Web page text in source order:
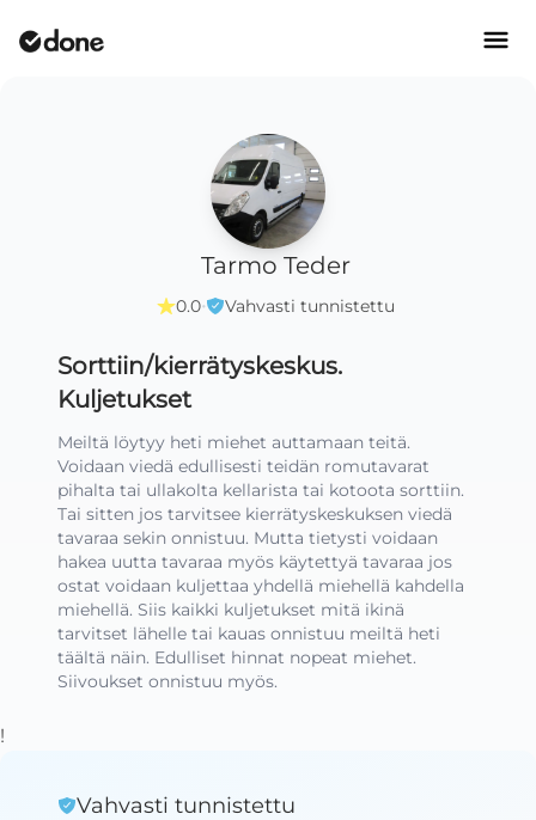
Tarmo Teder
0.0· Vahvasti tunnistettu
Sorttiin/kierrätyskeskus.
Kuljetukset
Meiltä löytyy heti miehet auttamaan teitä.
Voidaan viedä edullisesti teidän romutavarat
pihalta tai ullakolta kellarista tai kotoota sorttiin.
Tai sitten jos tarvitsee kierrätyskeskuksen viedä
tavaraa sekin onnistuu. Mutta tietysti voidaan
hakea uutta tavaraa myös käytettyä tavaraa jos
ostat voidaan kuljettaa yhdellä miehellä kahdella
miehellä. Siis kaikki kuljetukset mitä ikinä
tarvitset lähelle tai kauas onnistuu meiltä heti
täältä näin. Edulliset hinnat nopeat miehet.
Siivoukset onnistuu myös.
!
Vahvasti tunnistettu